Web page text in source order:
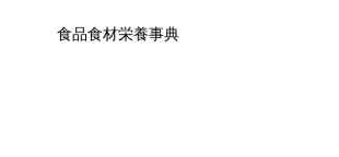
食品食材栄養事典